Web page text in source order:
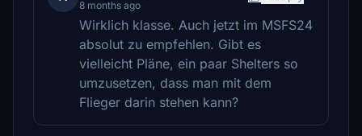
8 months ago
Wirklich klasse. Auch jetzt im MSFS24
absolut zu empfehlen. Gibt es
vielleicht Pläne, ein paar Shelters so
umzusetzen, dass man mit dem
Flieger darin stehen kann?